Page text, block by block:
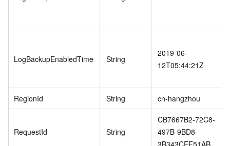
LogBackupEnabledTime String
2019-06-
12T05:44:21Z
RegionId String cn-hangzhou
RequestId String
CB7667B2-72C8-
497B-9BD8-